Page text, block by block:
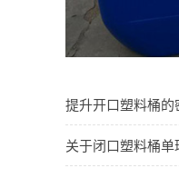
提升开口塑料桶的
关于闭口塑料桶单